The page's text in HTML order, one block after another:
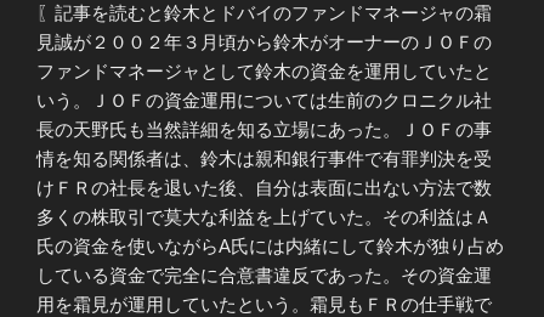
〖記事を読むと鈴木とドバイのファンドマネージャの霜
見誠が２００２年３月頃から鈴木がオーナーのＪＯＦの
ファンドマネージャとして鈴木の資金を運用していたと
いう。ＪＯＦの資金運用については生前のクロニクル社
長の天野氏も当然詳細を知る立場にあった。ＪＯＦの事
情を知る関係者は、鈴木は親和銀行事件で有罪判決を受
けＦＲの社長を退いた後、自分は表面に出ない方法で数
多くの株取引で莫大な利益を上げていた。その利益はＡ
氏の資金を使いながらA氏には内緒にして鈴木が独り占め
している資金で完全に合意書違反であった。その資金運
用を霜見が運用していたという。霜見もＦＲの仕手戦で